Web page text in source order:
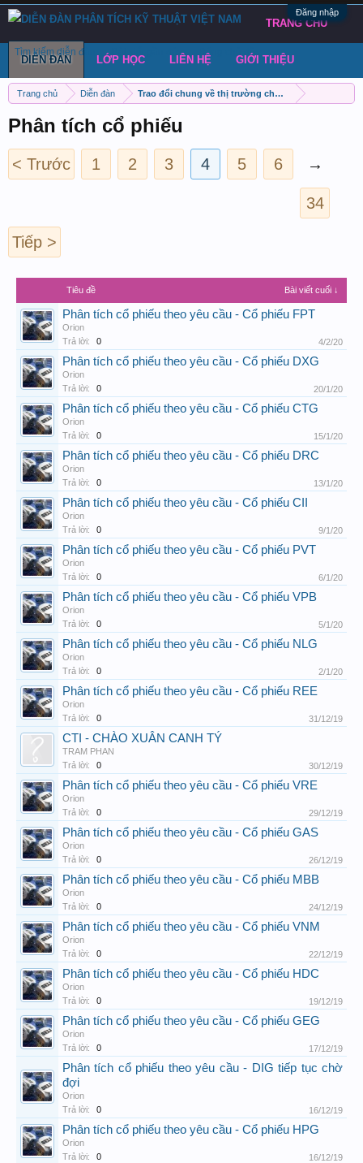
Đăng nhập
Trang chủ Diễn đàn Trao đổi chung về thị trường chứng khoán Việt Nam
Phân tích cổ phiếu
< Trước 1 2 3 4 5 6 →
34
Tiếp >
Tiêu đề Bài viết cuối ↓
Phân tích cổ phiếu theo yêu cầu - Cổ phiếu FPT
Orion
Trả lời:
0 4/2/20
Phân tích cổ phiếu theo yêu cầu - Cổ phiếu DXG
Orion
Trả lời:
0 20/1/20
Phân tích cổ phiếu theo yêu cầu - Cổ phiếu CTG
Orion
Trả lời:
0 15/1/20
Phân tích cổ phiếu theo yêu cầu - Cổ phiếu DRC
Orion
Trả lời:
0 13/1/20
Phân tích cổ phiếu theo yêu cầu - Cổ phiếu CII
Orion
Trả lời:
0 9/1/20
Phân tích cổ phiếu theo yêu cầu - Cổ phiếu PVT
Orion
Trả lời:
0 6/1/20
Phân tích cổ phiếu theo yêu cầu - Cổ phiếu VPB
Orion
Trả lời:
0 5/1/20
Phân tích cổ phiếu theo yêu cầu - Cổ phiếu NLG
Orion
Trả lời:
0 2/1/20
Phân tích cổ phiếu theo yêu cầu - Cổ phiếu REE
Orion
Trả lời:
0 31/12/19
CTI - CHÀO XUÂN CANH TÝ
TRAM PHAN
Trả lời:
0 30/12/19
Phân tích cổ phiếu theo yêu cầu - Cổ phiếu VRE
Orion
Trả lời:
0 29/12/19
Phân tích cổ phiếu theo yêu cầu - Cổ phiếu GAS
Orion
Trả lời:
0 26/12/19
Phân tích cổ phiếu theo yêu cầu - Cổ phiếu MBB
Orion
Trả lời:
0 24/12/19
Phân tích cổ phiếu theo yêu cầu - Cổ phiếu VNM
Orion
Trả lời:
0 22/12/19
Phân tích cổ phiếu theo yêu cầu - Cổ phiếu HDC
Orion
Trả lời:
0 19/12/19
Phân tích cổ phiếu theo yêu cầu - Cổ phiếu GEG
Orion
Trả lời:
0 17/12/19
Phân tích cổ phiếu theo yêu cầu - DIG tiếp tục chờ
đợi
Orion
Trả lời:
0 16/12/19
Phân tích cổ phiếu theo yêu cầu - Cổ phiếu HPG
Orion
Trả lời:
0 16/12/19
TRANG CHỦ
DIỄN ĐÀN
Tìm kiếm diễn đàn Bài viết gần đây Đăng chủ đề
LỚP HỌC LIÊN HỆ GIỚI THIỆU